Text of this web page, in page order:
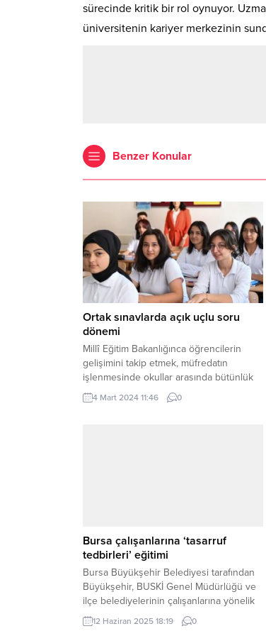
sürecinde kritik bir rol oynuyor.
üniversitenin kariyer merkezinin
Benzer Konular
Ortak sınavlarda açık uçlu soru
dönemi
Millî Eğitim Bakanlığınca öğrencilerin
gelişimini takip etmek, müfredatın
işlenmesinde okullar arasında bütünlük
sağlamak ve uygulama birliği oluşturmak
amacıyla 26-27 Mart’ta yapılacak ülke
4 Mart 2024 11:46 0
Bursa çalışanlarına ‘tasarruf
tedbirleri’ eğitimi
Bursa Büyükşehir Belediyesi tarafından
Büyükşehir, BUSKİ Genel Müdürlüğü ve
ilçe belediyelerinin çalışanlarına yönelik
‘Denetim (Sayıştay, Mülkiye ve İç
Denetim), 2886 Sayılı Devlet İhale
12 Haziran 2025 18:19 0